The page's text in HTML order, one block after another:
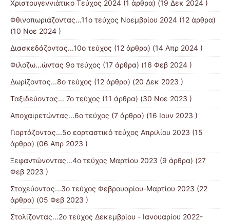
Χριστουγεννιάτικο Τεύχος 2024 (1 άρθρα) (19 Δεκ 2024 )
Φθινοπωριάζοντας...11ο τεύχος Νοεμβρίου 2024 (12 άρθρα)
(10 Νοε 2024 )
Διασκεδάζοντας...10ο τεύχος (12 άρθρα) (14 Απρ 2024 )
Φιλοζω...ώντας 9ο τεύχος (17 άρθρα) (16 Φεβ 2024 )
Δωρίζοντας...8ο τεύχος (12 άρθρα) (20 Δεκ 2023 )
Ταξιδεύοντας... 7ο τεύχος (11 άρθρα) (30 Νοε 2023 )
Αποχαιρετώντας...6ο τεύχος (7 άρθρα) (16 Ιουν 2023 )
Γιορτάζοντας...5ο εορταστικό τεύχος Απριλίου 2023 (15
άρθρα) (06 Απρ 2023 )
Ξεφαντώνοντας...4ο τεύχος Μαρτίου 2023 (9 άρθρα) (27
Φεβ 2023 )
Στοχεύοντας...3ο τεύχος Φεβρουαρίου-Μαρτίου 2023 (22
άρθρα) (05 Φεβ 2023 )
Στολίζοντας...2ο τεύχος Δεκεμβρίου - Ιανουαρίου 2022-